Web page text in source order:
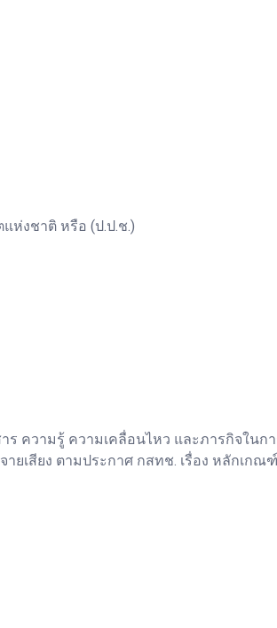
ห่งชาติ หรือ (ป.ป.ช.)
ความรู้ ความเคลื่อนไหว และภารกิจใน
ยเสียง ตามประกาศ กสทช. เรื่อง หลักเก